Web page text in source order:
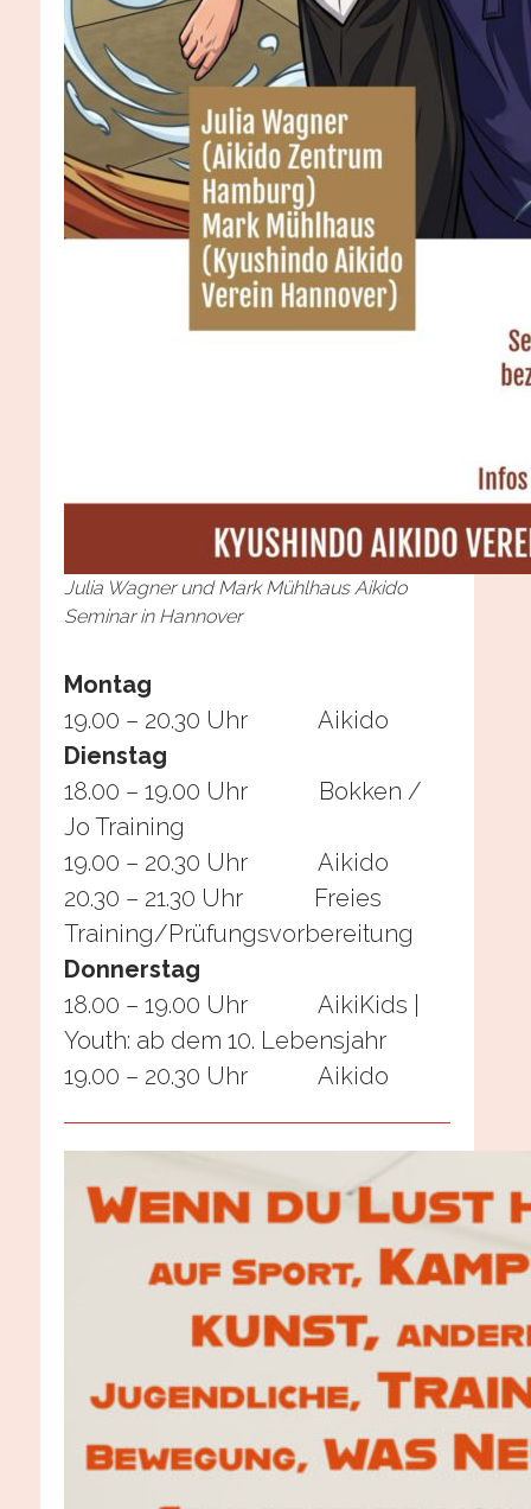
Julia Wagner und Mark Mühlhaus Aikido
Seminar in Hannover
Montag
19.00 – 20.30 Uhr Aikido
Dienstag
18.00 – 19.00 Uhr Bokken /
Jo Training
19.00 – 20.30 Uhr Aikido
20.30 – 21.30 Uhr Freies
Training/Prüfungsvorbereitung
Donnerstag
18.00 – 19.00 Uhr AikiKids |
Youth: ab dem 10. Lebensjahr
19.00 – 20.30 Uhr Aikido